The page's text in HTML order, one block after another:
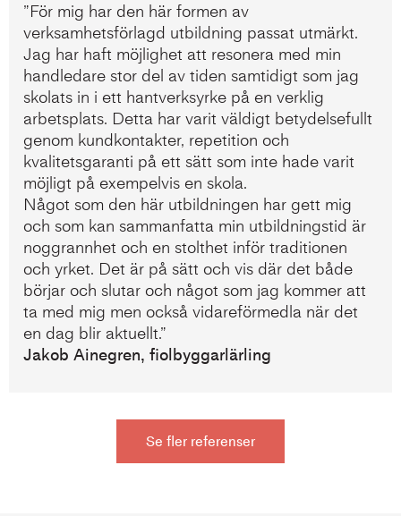
”För mig har den här formen av
verksamhetsförlagd utbildning passat utmärkt.
Jag har haft möjlighet att resonera med min
handledare stor del av tiden samtidigt som jag
skolats in i ett hantverksyrke på en verklig
arbetsplats. Detta har varit väldigt betydelsefullt
genom kundkontakter, repetition och
kvalitetsgaranti på ett sätt som inte hade varit
möjligt på exempelvis en skola.
Något som den här utbildningen har gett mig
och som kan sammanfatta min utbildningstid är
noggrannhet och en stolthet inför traditionen
och yrket. Det är på sätt och vis där det både
börjar och slutar och något som jag kommer att
ta med mig men också vidareförmedla när det
en dag blir aktuellt.”
Jakob Ainegren, fiolbyggarlärling
Se fler referenser